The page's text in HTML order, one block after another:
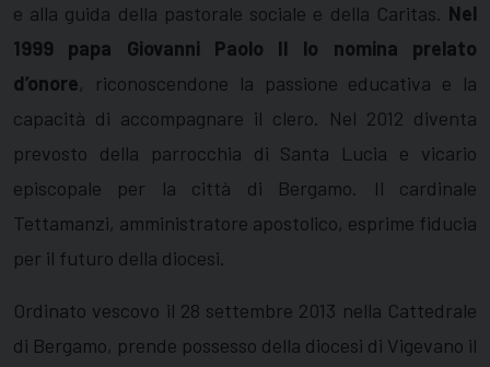
e alla guida della pastorale sociale e della Caritas. Nel
1999 papa Giovanni Paolo II lo nomina prelato
d’onore, riconoscendone la passione educativa e la
capacità di accompagnare il clero. Nel 2012 diventa
prevosto della parrocchia di Santa Lucia e vicario
episcopale per la città di Bergamo. Il cardinale
Tettamanzi, amministratore apostolico, esprime fiducia
per il futuro della diocesi.
Ordinato vescovo il 28 settembre 2013 nella Cattedrale
di Bergamo, prende possesso della diocesi di Vigevano il